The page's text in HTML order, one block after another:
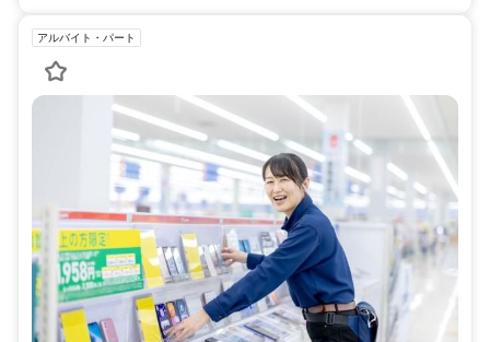
アルバイト・パート